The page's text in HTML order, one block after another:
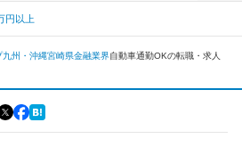
円以上
九州・沖縄宮崎県金融業界自動車通勤OKの転職・求人